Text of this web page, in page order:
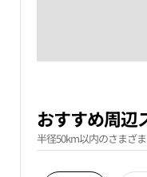
おすすめ周辺
半径50km以内のさまざ